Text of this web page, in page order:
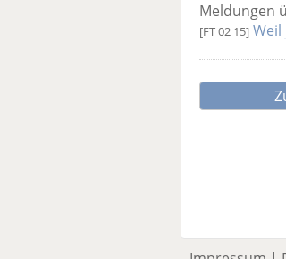
Meldungen
[FT 02 15]